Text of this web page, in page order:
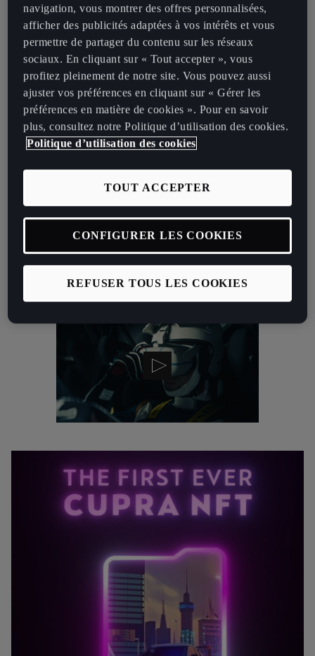
sorties et expériences pour notre public.
La course est dans nos gènes et pour marquer notre
4e anniversaire, nous venons tout juste de présenter laCUPRA
Squared Experience, une expérience de course pas comme les
autres. Conduire une voiture de course est une expérience rare
mais inoubliable, CUPRA se tourne donc vers le monde virtuel pour
vous permettre d’y accéder.
Nous avons conçu la première expérience à vivre au-delà des
limites du monde physique. Le concept, né de notre passion pour la
course, a pour objectif d’offrir à tout le monde la possibilité de
ressentir le frisson des circuits. L’expérience sera entièrement
virtuelle, mais la montée d’adrénaline pure qu’elle provoquera sera
bien réelle. Nous l’avons appelée la CUPRA Squared Experience, où
notre véhicule UrbanRebel Racing tout électrique sera la voiture qui
vous fera vivre de nouvelles sensations de conduite de manière
révolutionnaire.
navigation, vous montrer des offres personnalisées,
afficher des publicités adaptées à vos intérêts et vous
permettre de partager du contenu sur les réseaux
sociaux. En cliquant sur « Tout accepter », vous
profitez pleinement de notre site. Vous pouvez aussi
ajuster vos préférences en cliquant sur « Gérer les
préférences en matière de cookies ». Pour en savoir
plus, consultez notre Politique d’utilisation des cookies.
Politique d’utilisation des cookies
REFUSER TOUS LES COOKIES
TOUT ACCEPTER
CONFIGURER LES COOKIES